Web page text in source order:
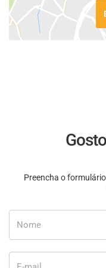
Preencha o